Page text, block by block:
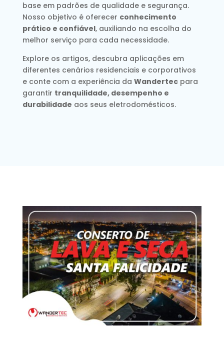
base em padrões de qualidade e segurança.
Nosso objetivo é oferecer conhecimento
prático e confiável, auxiliando na escolha do
melhor serviço para cada necessidade.
Explore os artigos, descubra aplicações em
diferentes cenários residenciais e corporativos
e conte com a experiência da Wandertecpara
garantir tranquilidade, desempenho e
durabilidade aos seus eletrodomésticos.